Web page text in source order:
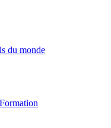
du monde